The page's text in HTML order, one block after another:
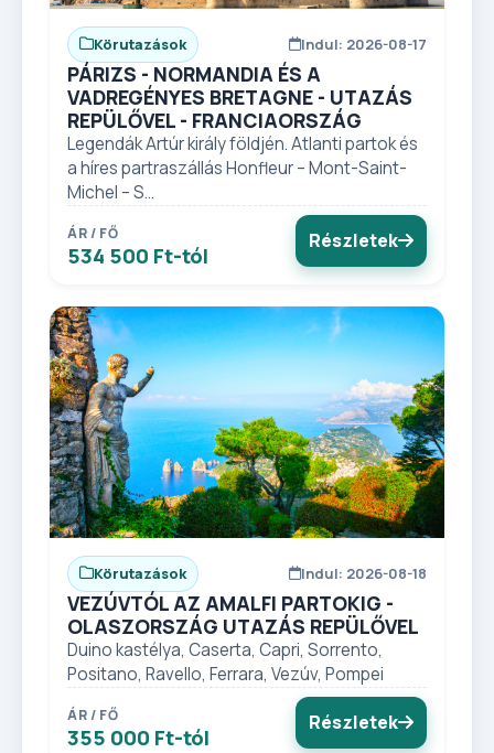
Körutazások Indul: 2026-08-17
PÁRIZS - NORMANDIA ÉS A
VADREGÉNYES BRETAGNE - UTAZÁS
REPÜLŐVEL - FRANCIAORSZÁG
Legendák Artúr király földjén. Atlanti partok és
a híres partraszállás Honfleur – Mont-Saint-
Michel – S...
ÁR / FŐ
534 500 Ft-tól
Részletek
Körutazások Indul: 2026-08-18
VEZÚVTÓL AZ AMALFI PARTOKIG -
OLASZORSZÁG UTAZÁS REPÜLŐVEL
Duino kastélya, Caserta, Capri, Sorrento,
Positano, Ravello, Ferrara, Vezúv, Pompei
ÁR / FŐ
355 000 Ft-tól
Részletek